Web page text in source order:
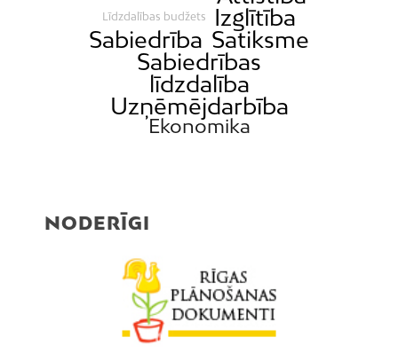
Līdzdalības budžets
Izglītība
Sabiedrība Satiksme
Sabiedrības
līdzdalība
Uzņēmējdarbība
Ekonomika
NODERĪGI